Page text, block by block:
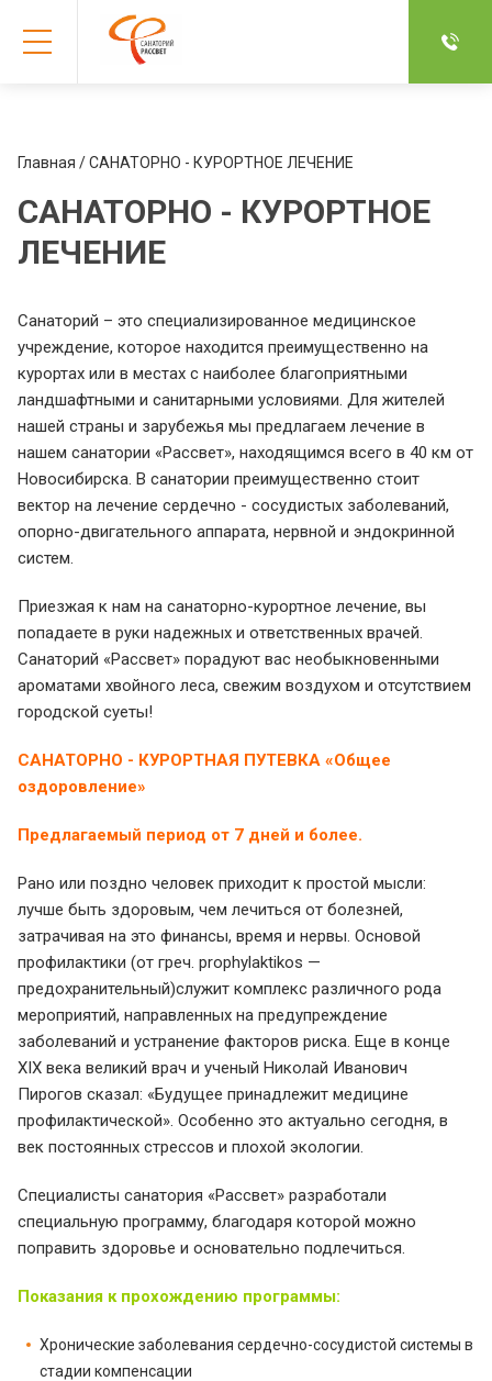
Главная / САНАТОРНО - КУРОРТНОЕ ЛЕЧЕНИЕ
САНАТОРНО - КУРОРТНОЕ
ЛЕЧЕНИЕ
Санаторий – это специализированное медицинское
учреждение, которое находится преимущественно на
курортах или в местах с наиболее благоприятными
ландшафтными и санитарными условиями. Для жителей
нашей страны и зарубежья мы предлагаем лечение в
нашем санатории «Рассвет», находящимся всего в 40 км от
Новосибирска. В санатории преимущественно стоит
вектор на лечение сердечно - сосудистых заболеваний,
опорно-двигательного аппарата, нервной и эндокринной
систем.
Приезжая к нам на санаторно-курортное лечение, вы
попадаете в руки надежных и ответственных врачей.
Санаторий «Рассвет» порадуют вас необыкновенными
ароматами хвойного леса, свежим воздухом и отсутствием
городской суеты!
САНАТОРНО - КУРОРТНАЯ ПУТЕВКА «Общее
оздоровление»
Предлагаемый период от 7 дней и более.
Рано или поздно человек приходит к простой мысли:
лучше быть здоровым, чем лечиться от болезней,
затрачивая на это финансы, время и нервы. Основой
профилактики (от греч. prophylaktikos —
предохранительный)служит комплекс различного рода
мероприятий, направленных на предупреждение
заболеваний и устранение факторов риска. Еще в конце
XIX века великий врач и ученый Николай Иванович
Пирогов сказал: «Будущее принадлежит медицине
профилактической». Особенно это актуально сегодня, в
век постоянных стрессов и плохой экологии.
Специалисты санатория «Рассвет» разработали
специальную программу, благодаря которой можно
поправить здоровье и основательно подлечиться.
Показания к прохождению программы:
Хронические заболевания сердечно-сосудистой системы в
стадии компенсации